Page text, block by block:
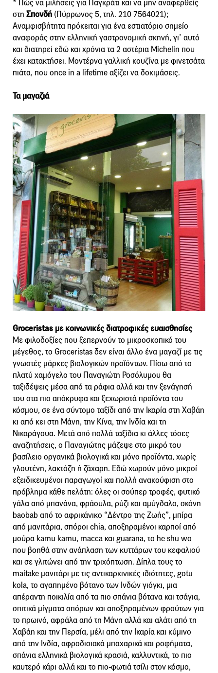
* Πώς να μιλήσεις για Παγκράτι και να μην αναφερθείς
στη Σπονδή (Πύρρωνος 5, τηλ. 210 7564021);
Αναμφισβήτητα πρόκειται για ένα εστιατόριο σημείο
αναφοράς στην ελληνική γαστρονομική σκηνή, γι’ αυτό
και διατηρεί εδώ και χρόνια τα 2 αστέρια Michelin που
έχει κατακτήσει. Μοντέρνα γαλλική κουζίνα με φινετσάτα
πιάτα, που once in a lifetime αξίζει να δοκιμάσεις.
Τα μαγαζιά
Groceristas με κοινωνικές διατροφικές ευαισθησίες
Με φιλοδοξίες που ξεπερνούν το μικροσκοπικό του
μέγεθος, το Groceristas δεν είναι άλλο ένα μαγαζί με τις
γνωστές μάρκες βιολογικών προϊόντων. Πίσω από το
πλατύ χαμόγελο του Παναγιώτη Ροσόλυμου θα
ταξιδέψεις μέσα από τα ράφια αλλά και την ξενάγησή
του στα πιο απόκρυφα και ξεχωριστά προϊόντα του
κόσμου, σε ένα σύντομο ταξίδι από την Ικαρία στη Χαβάη
κι από κει στη Μάνη, την Κίνα, την Ινδία και τη
Νικαράγουα. Μετά από πολλά ταξίδια κι άλλες τόσες
αναζητήσεις, ο Παναγιώτης μάζεψε στο μικρό του
βασίλειο οργανικά βιολογικά και μόνο προϊόντα, χωρίς
γλουτένη, λακτόζη ή ζάχαρη. Εδώ χωρούν μόνο μικροί
εξειδικευμένοι παραγωγοί και πολλή ανακούφιση στο
πρόβλημα κάθε πελάτη: όλες οι σούπερ τροφές, φυτικό
γάλα από μπανάνα, φράουλα, ρύζι και αμύγδαλο, σκόνη
baobab από το αφρικάνικο “Δέντρο της Ζωής”, μπίρα
από μανιτάρια, σπόροι chia, αποξηραμένοι καρποί από
μούρα kamu kamu, macca και guarana, το he shu wo
που βοηθά στην ανάπλαση των κυττάρων του κεφαλιού
και σε γλιτώνει από την τριχόπτωση. Δίπλα τους το
maitake μανιτάρι με τις αντικαρκινικές ιδιότητες, gotu
kola, το αγαπημένο βότανο των Ινδών γιόγκι, μια
απέραντη ποικιλία από τα πιο σπάνια βότανα και τσάγια,
σπιτικά μίγματα σπόρων και αποξηραμένων φρούτων για
το πρωινό, αφράλα από τη Μάνη αλλά και αλάτι από τη
Χαβάη και την Περσία, μέλι από την Ικαρία και κύμινο
από την Ινδία, αφροδισιακά μπαχαρικά και ροφήματα,
σπάνια ελληνικά βιολογικά κρασιά, καλλυντικά, το πιο
καυτερό κάρι αλλά και το πιο-φωτιά τσίλι στον κόσμο,